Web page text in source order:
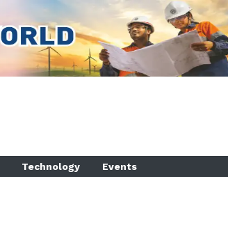
Technology Events